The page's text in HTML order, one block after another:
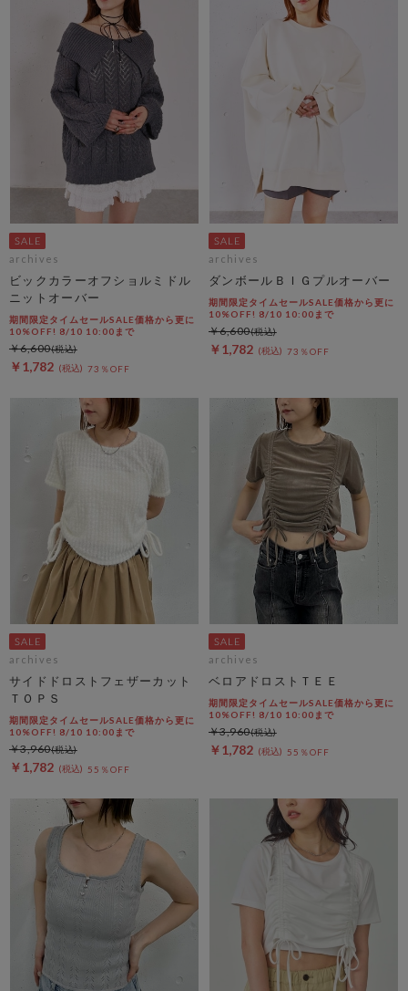
archives
ビックカラーオフショルミドル
ニットオーバー
期間限定タイムセールSALE価格から更に
10%OFF! 8/10 10:00まで
￥1,782 73％OFF
￥6,600
archives
ダンボールＢＩＧプルオーバー
期間限定タイムセールSALE価格から更に
10%OFF! 8/10 10:00まで
￥1,782 73％OFF
￥6,600
archives
サイドドロストフェザーカット
ＴＯＰＳ
期間限定タイムセールSALE価格から更に
10%OFF! 8/10 10:00まで
￥1,782 55％OFF
￥3,960
archives
ベロアドロストＴＥＥ
期間限定タイムセールSALE価格から更に
10%OFF! 8/10 10:00まで
￥1,782 55％OFF
￥3,960